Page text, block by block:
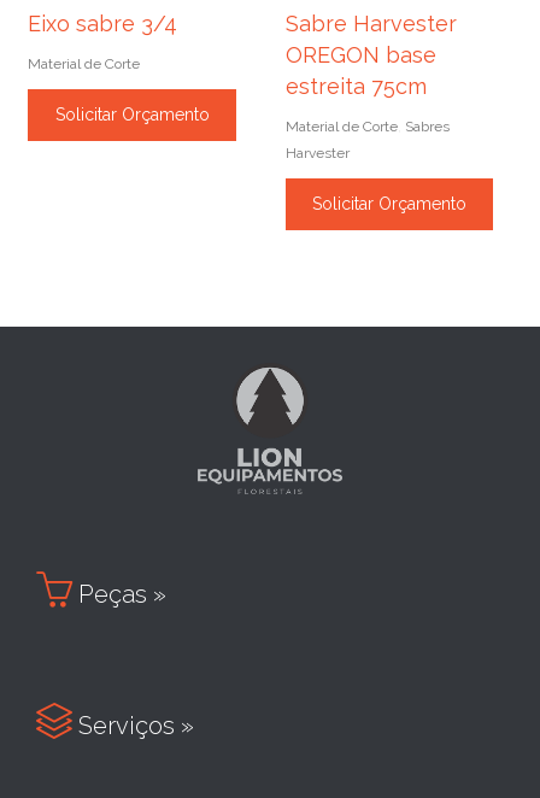
Eixo sabre 3/4
Material de Corte
Solicitar Orçamento
Sabre Harvester
OREGON base
estreita 75cm
Material de Corte, Sabres
Harvester
Solicitar Orçamento
 Peças »
 Serviços »